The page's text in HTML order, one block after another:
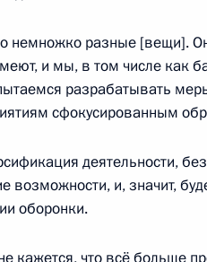
13:45 Москва, Кремль
совета
немножко разные [вещи].
и мы, в том числе как
разрабатывать
сфокусированным
деятельности,
возможности, и, значит,
оборонки.